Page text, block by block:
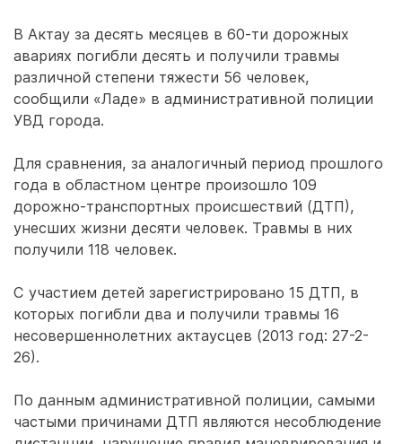
В Актау за десять месяцев в 60-ти дорожных
авариях погибли десять и получили травмы
различной степени тяжести 56 человек,
сообщили «Ладе» в административной полиции
УВД города.
Для сравнения, за аналогичный период прошлого
года в областном центре произошло 109
дорожно-транспортных происшествий (ДТП),
унесших жизни десяти человек. Травмы в них
получили 118 человек.
С участием детей зарегистрировано 15 ДТП, в
которых погибли два и получили травмы 16
несовершеннолетних актаусцев (2013 год: 27-2-
26).
По данным административной полиции, самыми
частыми причинами ДТП являются несоблюдение